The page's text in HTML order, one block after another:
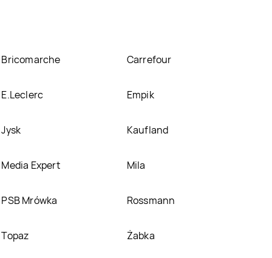
Bricomarche Carrefour
E.Leclerc Empik
Jysk Kaufland
Media Expert Mila
PSB Mrówka Rossmann
Topaz Żabka